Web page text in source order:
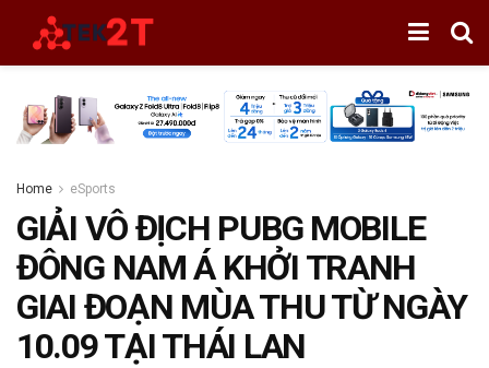
Home eSports
GIẢI VÔ ĐỊCH PUBG MOBILE
ĐÔNG NAM Á KHỞI TRANH
GIAI ĐOẠN MÙA THU TỪ NGÀY
10.09 TẠI THÁI LAN